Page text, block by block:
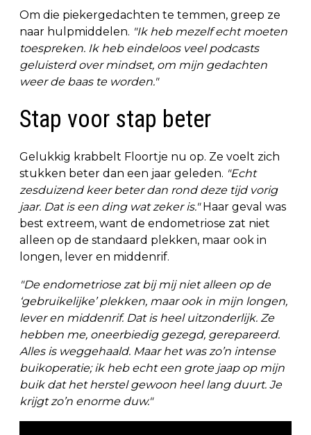
Om die piekergedachten te temmen, greep ze
naar hulpmiddelen. "Ik heb mezelf echt moeten
toespreken. Ik heb eindeloos veel podcasts
geluisterd over mindset, om mijn gedachten
weer de baas te worden."
Stap voor stap beter
Gelukkig krabbelt Floortje nu op. Ze voelt zich
stukken beter dan een jaar geleden. "Echt
zesduizend keer beter dan rond deze tijd vorig
jaar. Dat is een ding wat zeker is."Haar geval was
best extreem, want de endometriose zat niet
alleen op de standaard plekken, maar ook in
longen, lever en middenrif.
"De endometriose zat bij mij niet alleen op de
‘gebruikelijke’ plekken, maar ook in mijn longen,
lever en middenrif. Dat is heel uitzonderlijk. Ze
hebben me, oneerbiedig gezegd, gerepareerd.
Alles is weggehaald. Maar het was zo’n intense
buikoperatie; ik heb echt een grote jaap op mijn
buik dat het herstel gewoon heel lang duurt. Je
krijgt zo’n enorme duw."